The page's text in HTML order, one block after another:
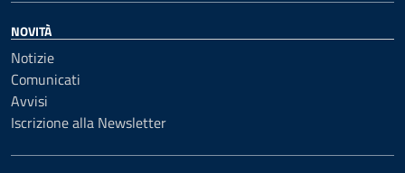
NOVITÀ
Notizie
Comunicati
Avvisi
Iscrizione alla Newsletter